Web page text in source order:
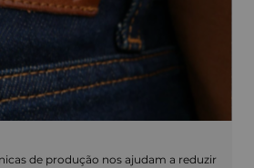
de produção nos ajudam a reduzir